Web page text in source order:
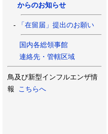
からのお知らせ
- 「在留届」提出のお願い
国内各総領事館
連絡先・管轄区域
鳥及び新型インフルエンザ情
報
こちらへ